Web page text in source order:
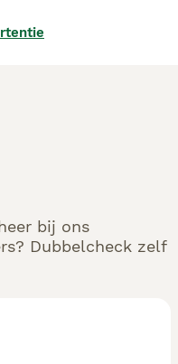
bij ons
Dubbelcheck zelf